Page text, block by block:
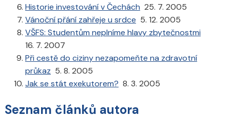
Historie investování v Čechách 25. 7. 2005
Vánoční přání zahřeje u srdce 5. 12. 2005
VŠFS: Studentům neplníme hlavy zbytečnostmi
16. 7. 2007
Při cestě do ciziny nezapomeňte na zdravotní
průkaz 5. 8. 2005
Jak se stát exekutorem? 8. 3. 2005
Seznam článků autora